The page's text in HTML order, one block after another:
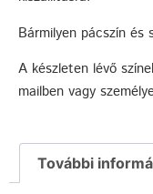
Bármilyen pácszín és
A készleten lévő
mailben vagy
További